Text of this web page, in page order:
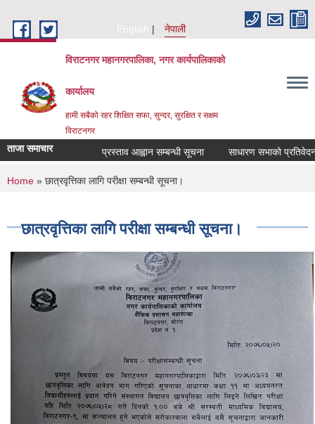
English
नेपाली
विराटनगर महानगरपालिका, नगर कार्यपालिकाको
कार्यालय
हामी सबैको रहर शिक्षित सफा, सुन्दर, सुरक्षित र सक्षम
विराटनगर
ताजा समाचार प्रस्ताव आह्वान सम्बन्धी सूचना साधारण सभाको
You are here
Home » छात्रवृत्तिका लागि परीक्षा सम्बन्धी सूचना।
छात्रवृत्तिका लागि परीक्षा सम्बन्धी सूचना।